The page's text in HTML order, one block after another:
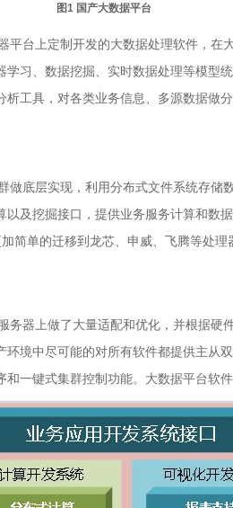
图1 国产大数据平台
台上定制开发的大数据处理软件，
习、数据挖掘、实时数据处理等模型
工具，对各类业务信息、多源数据做
底层实现，利用分布式文件系统存
及挖掘接口，提供业务服务计算和数
简单的迁移到龙芯、申威、飞腾等处理
器上做了大量适配和优化，并根据
境中尽可能的对所有软件都提供主从
一键式集群控制功能。大数据平台软件